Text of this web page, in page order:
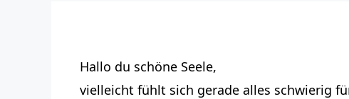
Hallo du schöne Seele,
vielleicht fühlt sich gerade alles schwierig